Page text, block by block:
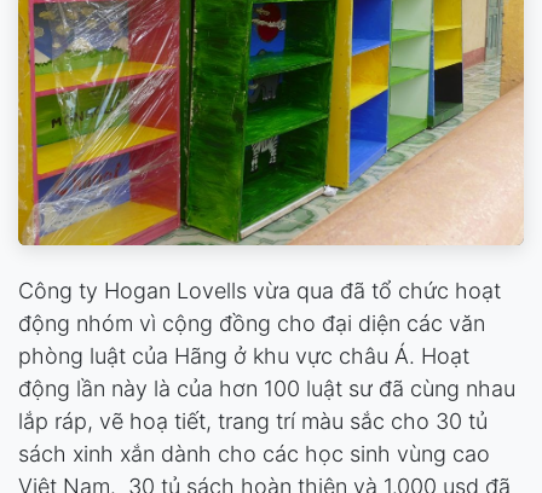
Công ty Hogan Lovells vừa qua đã tổ chức hoạt
động nhóm vì cộng đồng cho đại diện các văn
phòng luật của Hãng ở khu vực châu Á. Hoạt
động lần này là của hơn 100 luật sư đã cùng nhau
lắp ráp, vẽ hoạ tiết, trang trí màu sắc cho 30 tủ
sách xinh xắn dành cho các học sinh vùng cao
Việt Nam. 30 tủ sách hoàn thiện và 1.000 usd đã